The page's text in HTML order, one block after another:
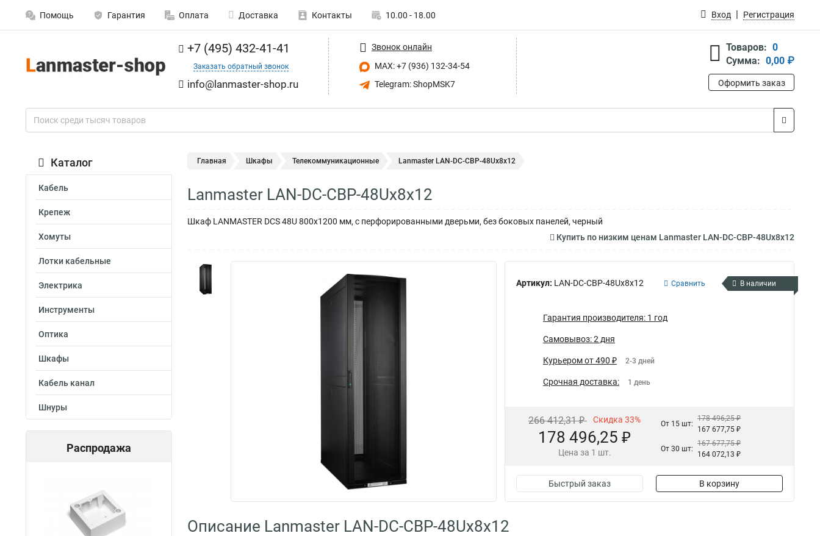
Помощь Гарантия Оплата Доставка Контакты 10.00 - 18.00 Вход Регистрация
+7 (495) 432-41-41
Заказать обратный звонок
info@lanmaster-shop.ru
Звонок онлайн
MAX: +7 (936) 132-34-54
Telegram: ShopMSK7
Товаров: 0
Сумма: 0,00 ₽
Оформить заказ
Каталог
Кабель
Крепеж
Хомуты
Лотки кабельные
Электрика
Инструменты
Оптика
Шкафы
Кабель канал
Шнуры
Распродажа
Главная Шкафы Телекоммуникационные Lanmaster LAN-DC-CBP-48Ux8x12
Lanmaster LAN-DC-CBP-48Ux8x12
Шкаф LANMASTER DCS 48U 800x1200 мм, с перфорированными дверьми, без боковых панелей, черный
Купить по низким ценам Lanmaster LAN-DC-CBP-48Ux8x12
Артикул: LAN-DC-CBP-48Ux8x12 Сравнить В наличии
Гарантия производителя: 1 год
Самовывоз: 2 дня
Курьером от 490 ₽ 2-3 дней
Срочная доставка: 1 день
266 412,31 ₽ Скидка 33%
178 496,25 ₽
Цена за 1 шт.
От 15 шт:
178 496,25 ₽
167 677,75 ₽
От 30 шт:
167 677,75 ₽
164 072,13 ₽
Быстрый заказ В корзину
Описание Lanmaster LAN-DC-CBP-48Ux8x12